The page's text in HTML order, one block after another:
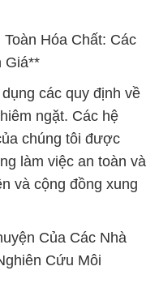
Hóa Chất: Các
Giá**
các quy định về
ngặt. Các hệ
chúng tôi được
làm việc an toàn và
và cộng đồng xung
Của Các Nhà
Cứu Môi